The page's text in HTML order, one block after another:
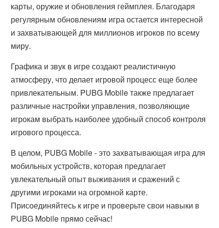
карты, оружие и обновления геймплея. Благодаря
регулярным обновлениям игра остается интересной
и захватывающей для миллионов игроков по всему
миру.
Графика и звук в игре создают реалистичную
атмосферу, что делает игровой процесс еще более
привлекательным. PUBG Mobile также предлагает
различные настройки управления, позволяющие
игрокам выбрать наиболее удобный способ контроля
игрового процесса.
В целом, PUBG Mobile - это захватывающая игра для
мобильных устройств, которая предлагает
увлекательный опыт выживания и сражений с
другими игроками на огромной карте.
Присоединяйтесь к игре и проверьте свои навыки в
PUBG Mobile прямо сейчас!